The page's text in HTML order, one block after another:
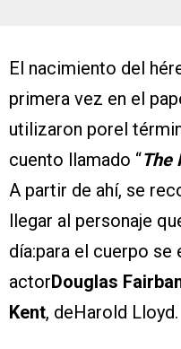
El nacimiento del
primera vez en el
utilizaron porel
cuento llamado “The
A partir de ahí, se
llegar al personaje
día:para el cuerpo se
actorDouglas
Kent, deHarold Lloyd.